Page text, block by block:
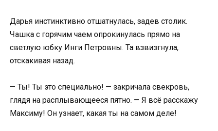
Дарья инстинктивно отшатнулась, задев столик.
Чашка с горячим чаем опрокинулась прямо на
светлую юбку Инги Петровны. Та взвизгнула,
отскакивая назад.
— Ты! Ты это специально! — закричала свекровь,
глядя на расплывающееся пятно. — Я всё расскажу
Максиму! Он узнает, какая ты на самом деле!